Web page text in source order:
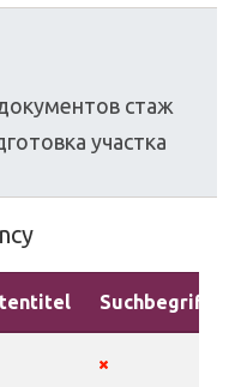
стаж
участка
Suchbegriffe